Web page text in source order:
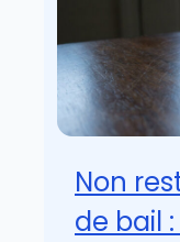
Non
de bail